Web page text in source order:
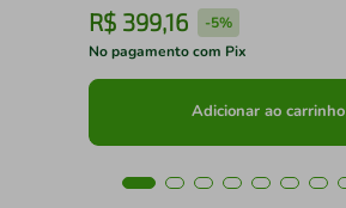
R$ 399,16 -5%
No pagamento com Pix
Adicionar ao carrinho